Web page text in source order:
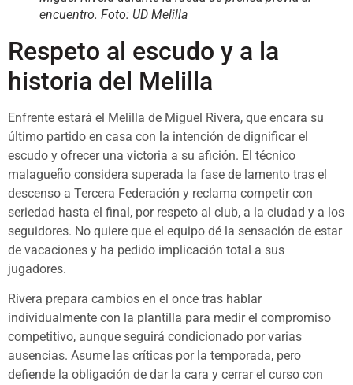
encuentro. Foto: UD Melilla
Respeto al escudo y a la
historia del Melilla
Enfrente estará el Melilla de Miguel Rivera, que encara su
último partido en casa con la intención de dignificar el
escudo y ofrecer una victoria a su afición. El técnico
malagueño considera superada la fase de lamento tras el
descenso a Tercera Federación y reclama competir con
seriedad hasta el final, por respeto al club, a la ciudad y a los
seguidores. No quiere que el equipo dé la sensación de estar
de vacaciones y ha pedido implicación total a sus
jugadores.
Rivera prepara cambios en el once tras hablar
individualmente con la plantilla para medir el compromiso
competitivo, aunque seguirá condicionado por varias
ausencias. Asume las críticas por la temporada, pero
defiende la obligación de dar la cara y cerrar el curso con